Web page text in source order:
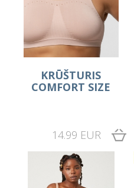
KRŪŠTURIS
COMFORT SIZE
14.99 EUR